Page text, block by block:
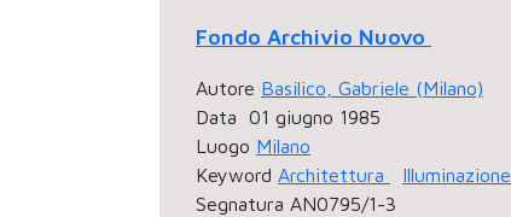
Fondo Archivio Nuovo
Autore Basilico, Gabriele (Milano)
Data 01 giugno 1985
Luogo Milano
Keyword Architettura
Illuminazione
Segnatura AN0795/1-3